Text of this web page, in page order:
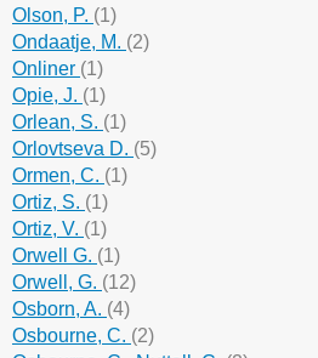
Olson, P. (1)
Ondaatje, M. (2)
Onliner (1)
Opie, J. (1)
Orlean, S. (1)
Orlovtseva D. (5)
Ormen, C. (1)
Ortiz, S. (1)
Ortiz, V. (1)
Orwell G. (1)
Orwell, G. (12)
Osborn, A. (4)
Osbourne, C. (2)